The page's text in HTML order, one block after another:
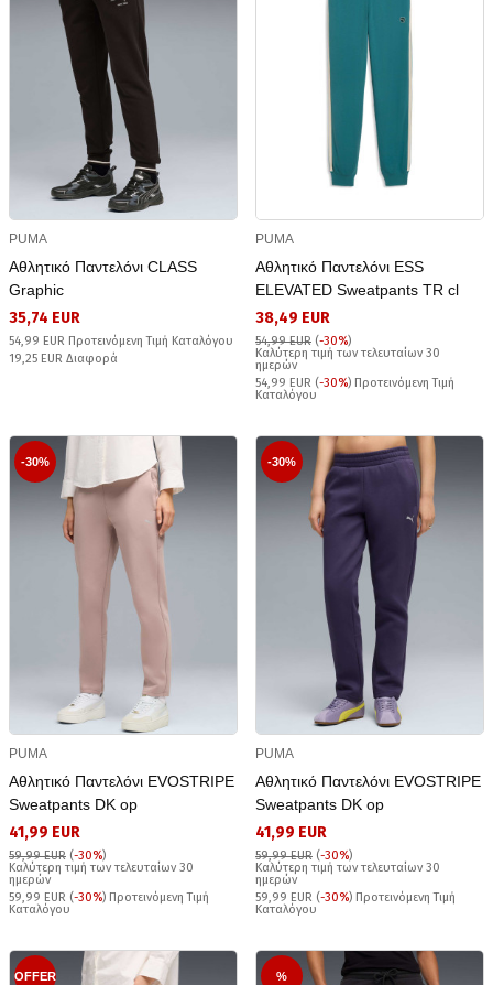
PUMA
Αθλητικό Παντελόνι CLASS
Graphic
35,74 EUR
54,99 EUR Προτεινόμενη Τιμή Καταλόγου
19,25 EUR Διαφορά
PUMA
Αθλητικό Παντελόνι ESS
ELEVATED Sweatpants TR cl
38,49 EUR
54,99 EUR (-30%)
Καλύτερη τιμή των τελευταίων 30
ημερών
54,99 EUR (-30%) Προτεινόμενη Τιμή
Καταλόγου
-30%
PUMA
Αθλητικό Παντελόνι EVOSTRIPE
Sweatpants DK op
41,99 EUR
59,99 EUR (-30%)
Καλύτερη τιμή των τελευταίων 30
ημερών
59,99 EUR (-30%) Προτεινόμενη Τιμή
Καταλόγου
-30%
PUMA
Αθλητικό Παντελόνι EVOSTRIPE
Sweatpants DK op
41,99 EUR
59,99 EUR (-30%)
Καλύτερη τιμή των τελευταίων 30
ημερών
59,99 EUR (-30%) Προτεινόμενη Τιμή
Καταλόγου
OFFER %